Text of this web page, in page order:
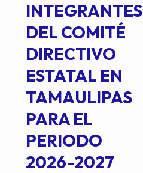
INTEGRANTES
DEL COMITÉ
DIRECTIVO
ESTATAL EN
TAMAULIPAS
PARA EL
PERIODO
2026-2027